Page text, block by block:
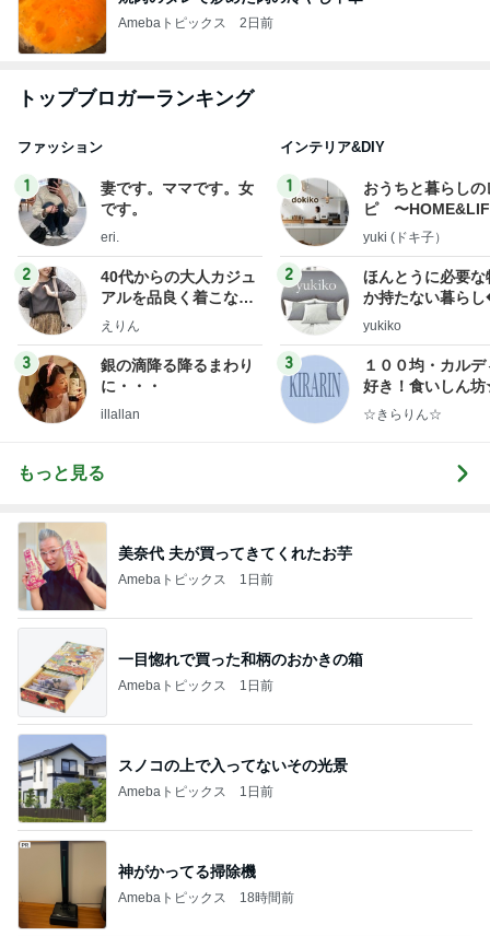
Amebaトピックス 2日前
トップブロガーランキング
ファッション
1
妻です。ママです。女
です。
eri.
2
40代からの大人カジュ
アルを品良く着こなす
ファッションブログ
えりん
3
銀の滴降る降るまわり
に・・・
illallan
インテリア&DIY
1
おうちと暮らしの
ピ 〜
yuki (ドキ子）
2
ほんとうに必要な
か持たない暮ら
ep Life Simple◆
yukiko
3
１００均・カルデ
好き！食いしん
らりん☆のブログ
☆きらりん☆
もっと見る
美奈代 夫が買ってきてくれたお芋
Amebaトピックス 1日前
一目惚れで買った和柄のおかきの箱
Amebaトピックス 1日前
スノコの上で入ってないその光景
Amebaトピックス 1日前
神がかってる掃除機
Amebaトピックス 18時間前